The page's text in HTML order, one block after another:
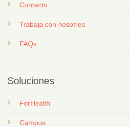
Contacto
Trabaja con nosotros
FAQs
Soluciones
ForHealth
Campus